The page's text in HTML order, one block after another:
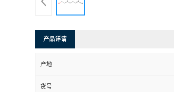
产品详请
产地
货号